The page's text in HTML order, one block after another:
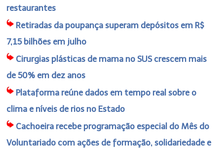
restaurantes
Retiradas da poupança superam depósitos em R$
7,15 bilhões em julho
Cirurgias plásticas de mama no SUS crescem mais
de 50% em dez anos
Plataforma reúne dados em tempo real sobre o
clima e níveis de rios no Estado
Cachoeira recebe programação especial do Mês do
Voluntariado com ações de formação, solidariedade e